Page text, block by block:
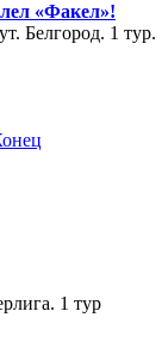
«Факел»!
Белгород. 1 тур.
1 тур